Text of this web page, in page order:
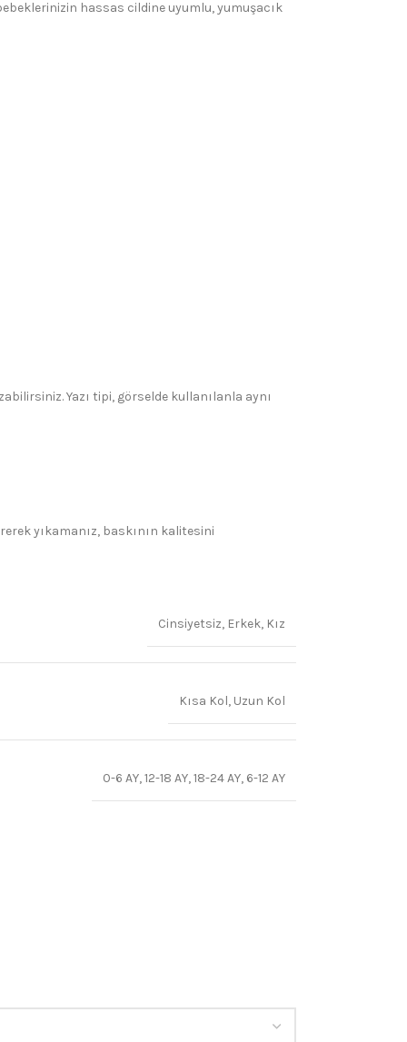
hassas cildine uyumlu, yumuşacık
Yazı tipi, görselde kullanılanla aynı
yıkamanız, baskının kalitesini
Cinsiyetsiz, Erkek, Kız
Kısa Kol, Uzun Kol
0-6 AY,12-18 AY,18-24 AY, 6-12 AY